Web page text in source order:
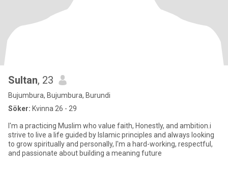
Sultan, 23
Bujumbura, Bujumbura, Burundi
Söker: Kvinna 26 - 29
I'm a practicing Muslim who value faith, Honestly, and ambition.i
strive to live a life guided by Islamic principles and always looking
to grow spiritually and personally, I'm a hard-working, respectful,
and passionate about building a meaning future